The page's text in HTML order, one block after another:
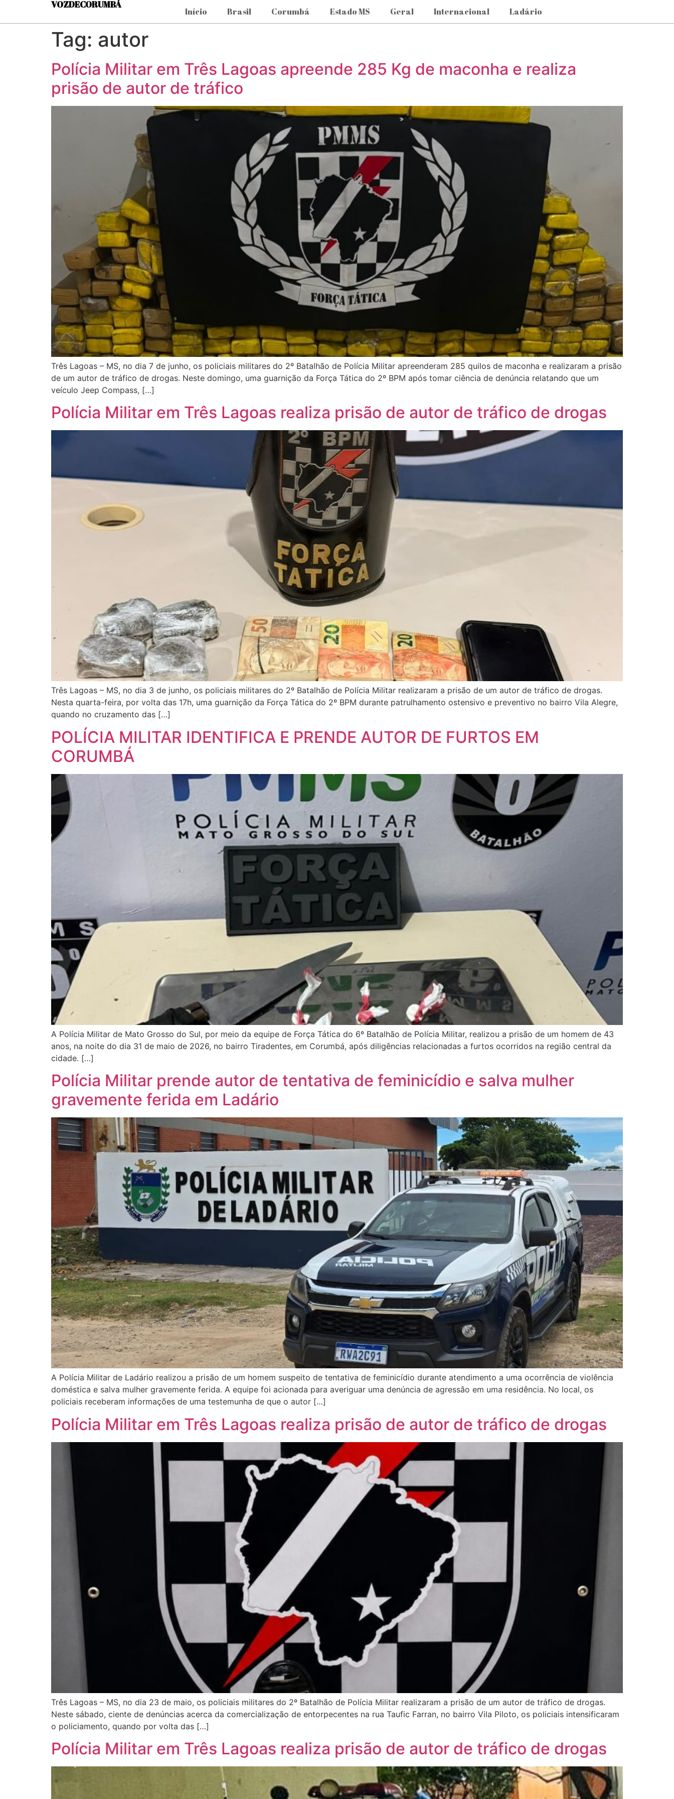
VOZDECORUMBÁ
Início Brasil Corumbá Estado MS Geral Internacional Ladário
Tag: autor
Polícia Militar em Três Lagoas apreende 285 Kg de maconha e realiza
prisão de autor de tráfico
Três Lagoas – MS, no dia 7 de junho, os policiais militares do 2º Batalhão de Polícia Militar apreenderam 285 quilos de maconha e realizaram a prisão
de um autor de tráfico de drogas. Neste domingo, uma guarnição da Força Tática do 2º BPM após tomar ciência de denúncia relatando que um
veículo Jeep Compass, […]
Polícia Militar em Três Lagoas realiza prisão de autor de tráfico de drogas
Três Lagoas – MS, no dia 3 de junho, os policiais militares do 2º Batalhão de Polícia Militar realizaram a prisão de um autor de tráfico de drogas.
Nesta quarta-feira, por volta das 17h, uma guarnição da Força Tática do 2º BPM durante patrulhamento ostensivo e preventivo no bairro Vila Alegre,
quando no cruzamento das […]
POLÍCIA MILITAR IDENTIFICA E PRENDE AUTOR DE FURTOS EM
CORUMBÁ
A Polícia Militar de Mato Grosso do Sul, por meio da equipe de Força Tática do 6º Batalhão de Polícia Militar, realizou a prisão de um homem de 43
anos, na noite do dia 31 de maio de 2026, no bairro Tiradentes, em Corumbá, após diligências relacionadas a furtos ocorridos na região central da
cidade. […]
Polícia Militar prende autor de tentativa de feminicídio e salva mulher
gravemente ferida em Ladário
A Polícia Militar de Ladário realizou a prisão de um homem suspeito de tentativa de feminicídio durante atendimento a uma ocorrência de violência
doméstica e salva mulher gravemente ferida. A equipe foi acionada para averiguar uma denúncia de agressão em uma residência. No local, os
policiais receberam informações de uma testemunha de que o autor […]
Polícia Militar em Três Lagoas realiza prisão de autor de tráfico de drogas
Três Lagoas – MS, no dia 23 de maio, os policiais militares do 2º Batalhão de Polícia Militar realizaram a prisão de um autor de tráfico de drogas.
Neste sábado, ciente de denúncias acerca da comercialização de entorpecentes na rua Taufic Farran, no bairro Vila Piloto, os policiais intensificaram
o policiamento, quando por volta das […]
Polícia Militar em Três Lagoas realiza prisão de autor de tráfico de drogas